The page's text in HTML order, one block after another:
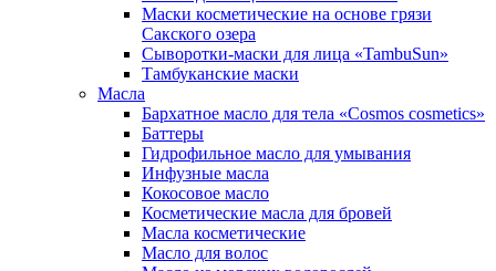
Маски косметические на основе грязи
Сакского озера
Сыворотки-маски для лица «TambuSun»
Тамбуканские маски
Масла
Бархатное масло для тела «Cosmos cosmetics»
Баттеры
Гидрофильное масло для умывания
Инфузные масла
Кокосовое масло
Косметические масла для бровей
Масла косметические
Масло для волос